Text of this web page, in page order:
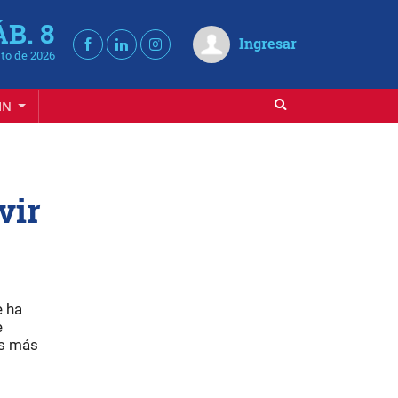
8
de 2026
Ingresar
ha
más